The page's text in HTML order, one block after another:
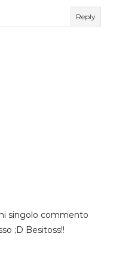
Reply
singolo commento
;D Besitoss!!